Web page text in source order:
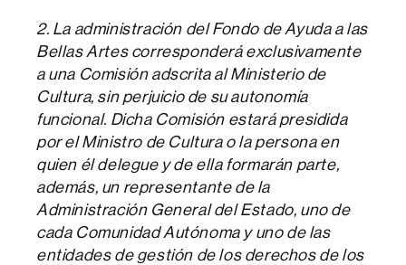
2. La administración del Fondo de Ayuda a las
Bellas Artes corresponderá exclusivamente
a una Comisión adscrita al Ministerio de
Cultura, sin perjuicio de su autonomía
funcional. Dicha Comisión estará presidida
por el Ministro de Cultura o la persona en
quien él delegue y de ella formarán parte,
además, un representante de la
Administración General del Estado, uno de
cada Comunidad Autónoma y uno de las
entidades de gestión de los derechos de los